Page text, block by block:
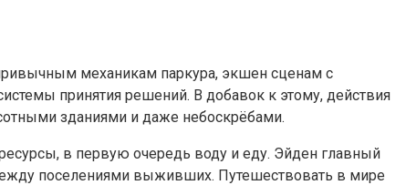
механикам паркура, экшен сценам с
принятия решений. В добавок к этому, действия
зданиями и даже небоскрёбами.
в первую очередь воду и еду. Эйден главный
поселениями выживших. Путешествовать в мире